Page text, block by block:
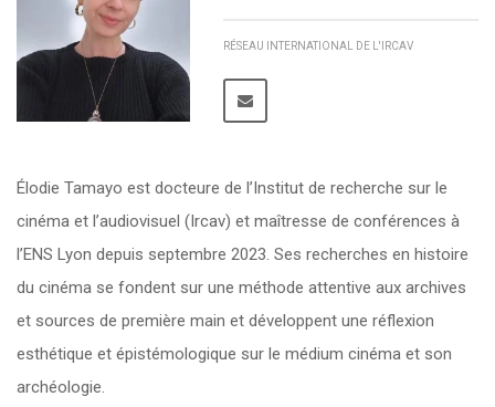
RÉSEAU INTERNATIONAL DE L'IRCAV
Élodie Tamayo est docteure de l’Institut de recherche sur le
cinéma et l’audiovisuel (Ircav) et maîtresse de conférences à
l’ENS Lyon depuis septembre 2023. Ses recherches en histoire
du cinéma se fondent sur une méthode attentive aux archives
et sources de première main et développent une réflexion
esthétique et épistémologique sur le médium cinéma et son
archéologie.